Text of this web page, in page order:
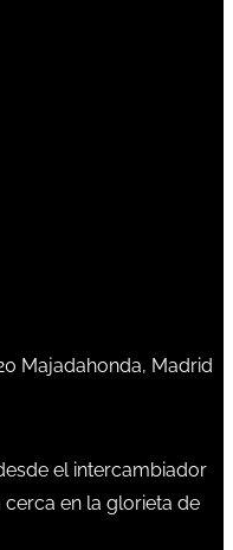
Majadahonda, Madrid
el intercambiador
cerca en la glorieta de